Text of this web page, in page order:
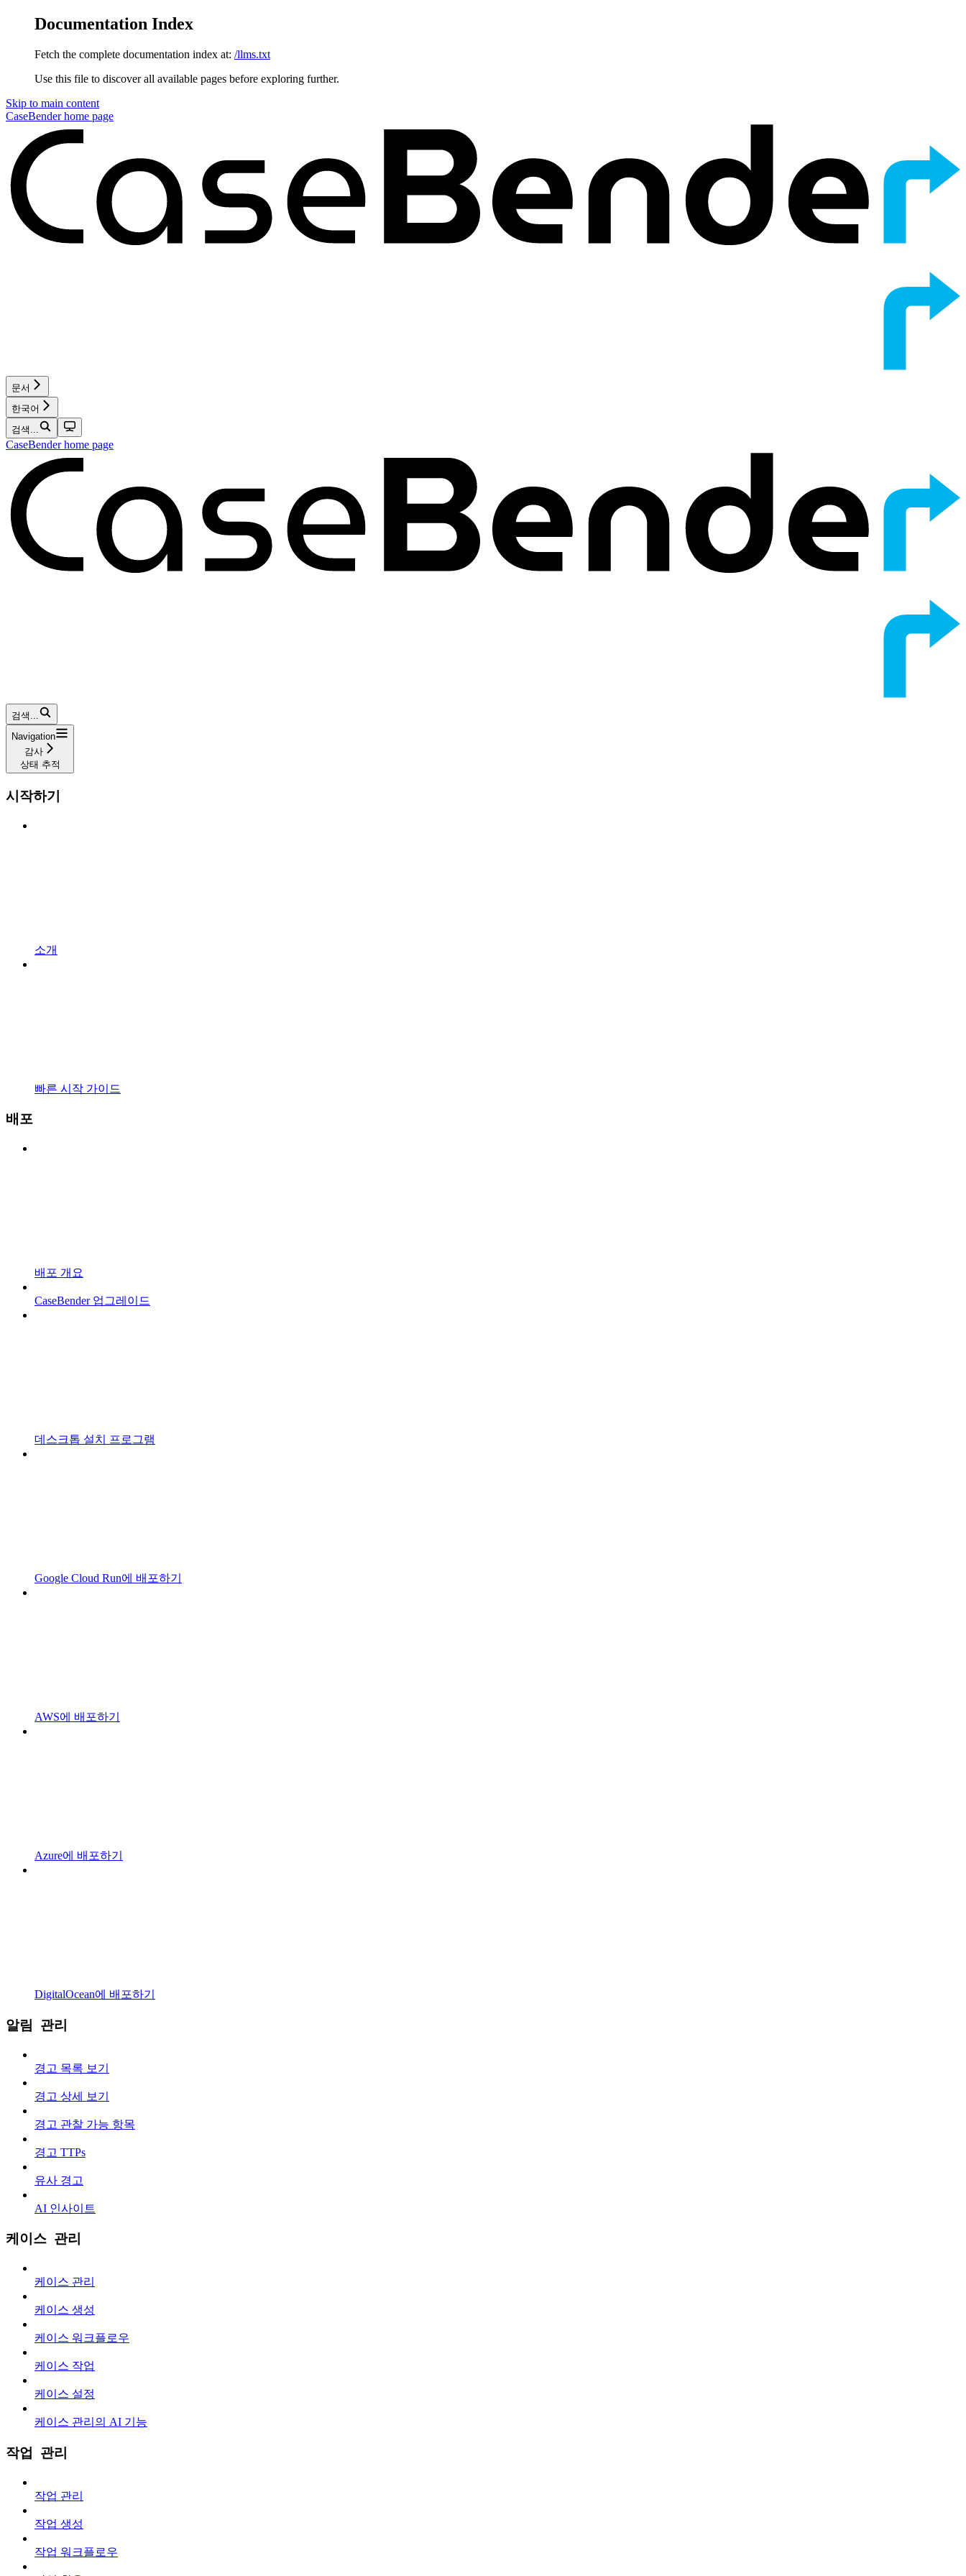
Documentation Index
Fetch the complete documentation index at: /llms.txt
Use this file to discover all available pages before exploring further.
Skip to main content
CaseBenderhome page
문서
한국어
검색...
CaseBenderhome page
검색...
Navigation
감사
상태 추적
시작하기
소개
빠른 시작 가이드
배포
배포 개요
CaseBender 업그레이드
데스크톱 설치 프로그램
Google Cloud Run에 배포하기
AWS에 배포하기
Azure에 배포하기
DigitalOcean에 배포하기
알림 관리
경고 목록 보기
경고 상세 보기
경고 관찰 가능 항목
경고 TTPs
유사 경고
AI 인사이트
케이스 관리
케이스 관리
케이스 생성
케이스 워크플로우
케이스 작업
케이스 설정
케이스 관리의 AI 기능
작업 관리
작업 관리
작업 생성
작업 워크플로우